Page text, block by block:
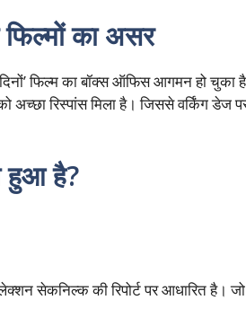
का असर
दिनों’ फिल्म का बॉक्स ऑफिस आगमन हो चुका
रिस्पांस मिला है। जिससे वर्किंग डेज पर
हुआ है?
सेकनिल्क की रिपोर्ट पर आधारित है।